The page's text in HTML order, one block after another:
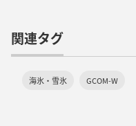
関連タグ
海氷・雪氷 GCOM-W